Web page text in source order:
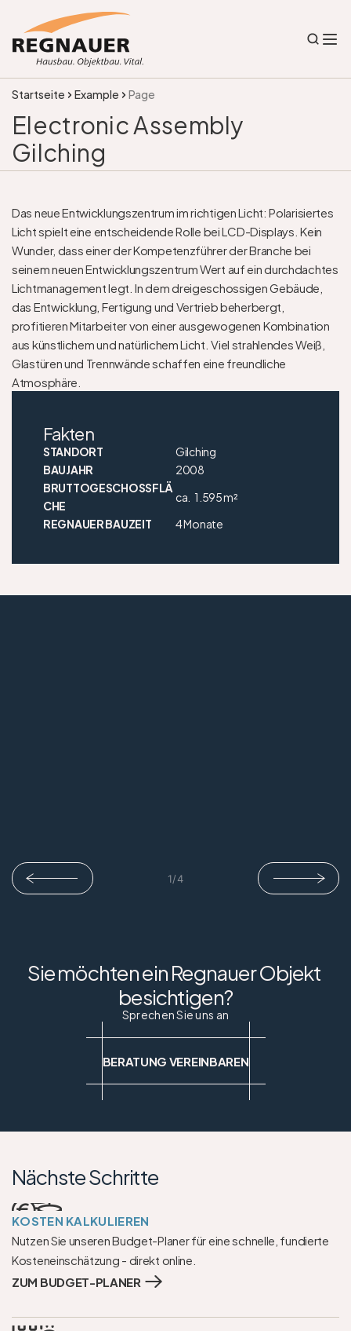
Startseite Example Page
Electronic Assembly
Gilching
Das neue Entwicklungszentrum im richtigen Licht: Polarisiertes
Licht spielt eine entscheidende Rolle bei LCD-Displays. Kein
Wunder, dass einer der Kompetenzführer der Branche bei
seinem neuen Entwicklungszentrum Wert auf ein durchdachtes
Lichtmanagement legt. In dem dreigeschossigen Gebäude,
das Entwicklung, Fertigung und Vertrieb beherbergt,
profitieren Mitarbeiter von einer ausgewogenen Kombination
aus künstlichem und natürlichem Licht. Viel strahlendes Weiß,
Glastüren und Trennwände schaffen eine freundliche
Atmosphäre.
Fakten
STANDORT
Gilching
BAUJAHR
2008
BRUTTOGESCHOSSFLÄ
CHE
ca. 1.595 m²
REGNAUER BAUZEIT
4 Monate
1/4
Sie möchten ein Regnauer Objekt
besichtigen?
Sprechen Sie uns an
BERATUNG VEREINBAREN
Nächste Schritte
KOSTEN KALKULIEREN
Nutzen Sie unseren Budget-Planer für eine schnelle, fundierte
Kosteneinschätzung - direkt online.
ZUM BUDGET-PLANER